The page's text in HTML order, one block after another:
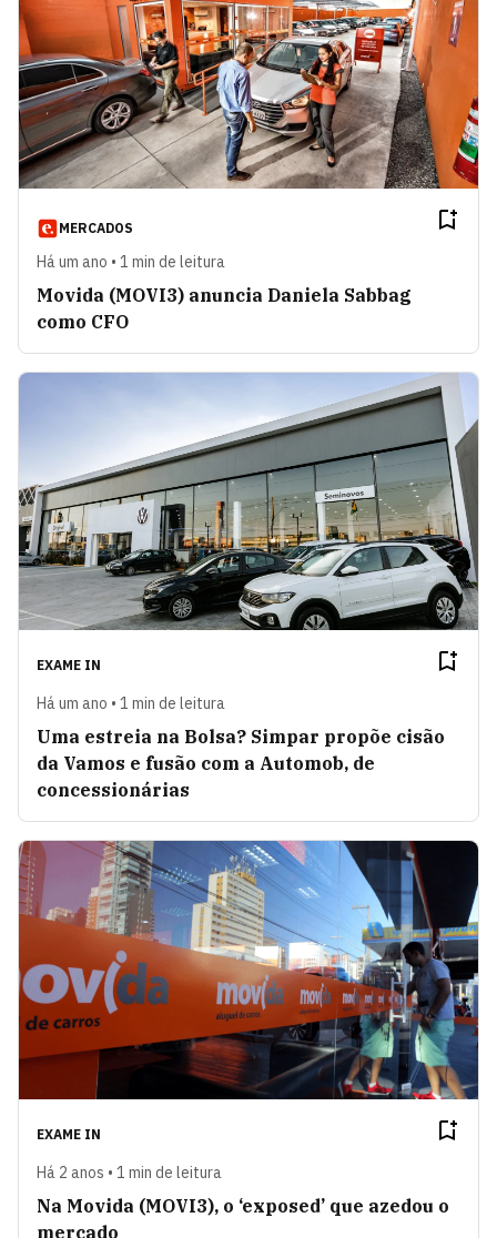
MERCADOS
Há um ano • 1 min de leitura
Movida (MOVI3) anuncia Daniela Sabbag
como CFO
EXAME IN
Há um ano • 1 min de leitura
Uma estreia na Bolsa? Simpar propõe cisão
da Vamos e fusão com a Automob, de
concessionárias
EXAME IN
Há 2 anos • 1 min de leitura
Na Movida (MOVI3), o ‘exposed’ que azedou o
mercado